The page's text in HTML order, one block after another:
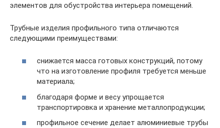
элементов для обустройства интерьера помещений.
Трубные изделия профильного типа отличаются
следующими преимуществами:
снижается масса готовых конструкций, потому
что на изготовление профиля требуется меньше
материала;
благодаря форме и весу упрощается
транспортировка и хранение металлопродукции;
профильное сечение делает алюминиевые трубы